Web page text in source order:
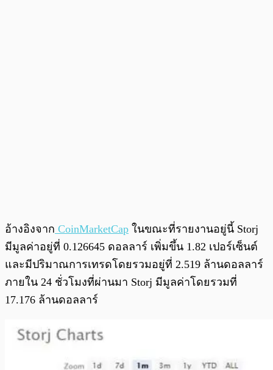
อ้างอิงจาก CoinMarketCap ในขณะที่รายงานอยู่นี้ Storj
มีมูลค่าอยู่ที่ 0.126645 ดอลลาร์ เพิ่มขึ้น 1.82 เปอร์เซ็นต์
และมีปริมาณการเทรดโดยรวมอยู่ที่ 2.519 ล้านดอลลาร์
ภายใน 24 ชั่วโมงที่ผ่านมา Storj มีมูลค่าโดยรวมที่
17.176 ล้านดอลลาร์